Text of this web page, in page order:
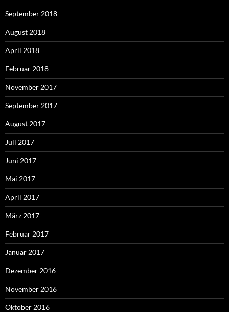
September 2018
August 2018
April 2018
Februar 2018
November 2017
September 2017
August 2017
Juli 2017
Juni 2017
Mai 2017
April 2017
März 2017
Februar 2017
Januar 2017
Dezember 2016
November 2016
Oktober 2016